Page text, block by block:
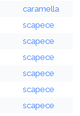
caramella
scapece
scapece
scapece
scapece
scapece
scapece